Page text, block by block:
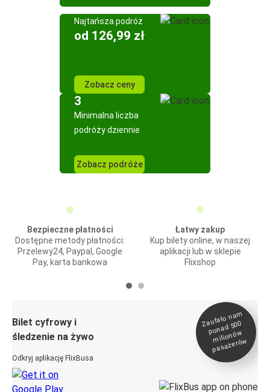
Najtańsza podróż
od 126,99 zł
Zobacz ceny
3
Minimalna liczba
podróży dziennie
Zobacz podróże
Bezpieczne płatności
Dostępne metody płatności:
Przelewy24, Paypal, Google
Pay, karta bankowa
Łatwy zakup
Kup bilety online, w naszej
aplikacji lub w sklepie
Flixshop
Bilet cyfrowy i
śledzenie na żywo
Odkryj aplikację FlixBusa
Zaufało na
m
ponad 500
milionó
w
pasażeró
w